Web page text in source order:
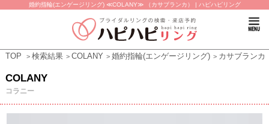
婚約指輪(エンゲージリング) ≪COLANY≫ （カサブランカ） | ハピハピリング
TOP 検索結果 COLANY 婚約指輪(エンゲージリング) カサブランカ
COLANY
コラニー